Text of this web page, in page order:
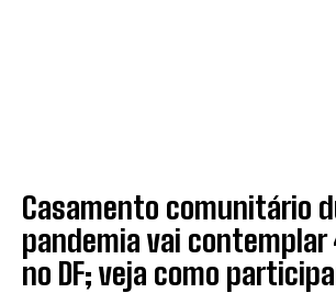
Casamento comunitário
pandemia vai contemplar
no DF; veja como